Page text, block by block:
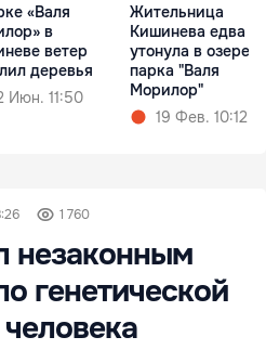
«Валя
в
ветер
деревья
Июн. 11:50
Жительница
Кишинева едва не
утонула в озере
парка "Валя
Морилор"
19 Фев. 10:12
1 760
незаконным
генетической